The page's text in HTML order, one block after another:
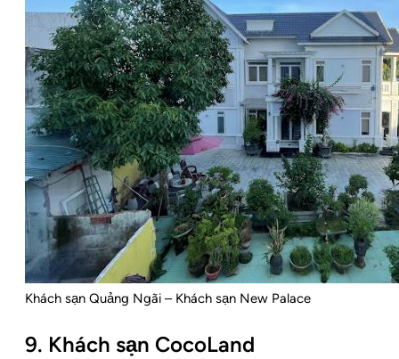
Khách sạn Quảng Ngãi – Khách sạn New Palace
9. Khách sạn CocoLand